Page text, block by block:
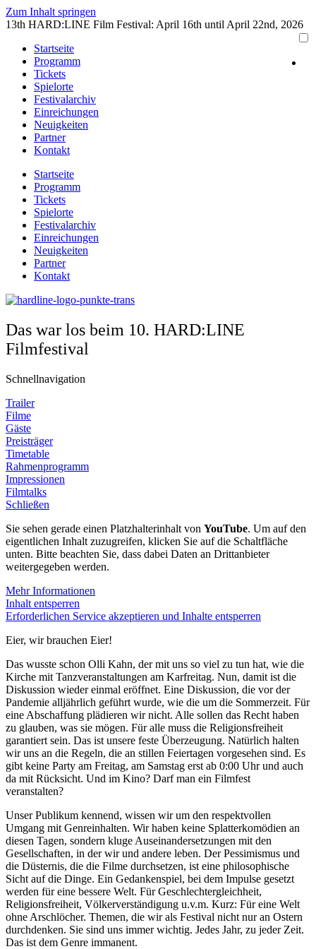
Zum Inhalt springen
13th HARD:LINE Film Festival: April 16th until April 22nd, 2026
Startseite
Programm
Tickets
Spielorte
Festivalarchiv
Einreichungen
Neuigkeiten
Partner
Kontakt
Startseite
Programm
Tickets
Spielorte
Festivalarchiv
Einreichungen
Neuigkeiten
Partner
Kontakt
Das war los beim 10. HARD:LINE
Filmfestival
Schnellnavigation
Trailer
Filme
Gäste
Preisträger
Timetable
Rahmenprogramm
Impressionen
Filmtalks
Schließen
Sie sehen gerade einen Platzhalterinhalt von YouTube. Um auf den
eigentlichen Inhalt zuzugreifen, klicken Sie auf die Schaltfläche
unten. Bitte beachten Sie, dass dabei Daten an Drittanbieter
weitergegeben werden.
Mehr Informationen
Inhalt entsperren
Erforderlichen Service akzeptieren und Inhalte entsperren
Eier, wir brauchen Eier!
Das wusste schon Olli Kahn, der mit uns so viel zu tun hat, wie die
Kirche mit Tanzveranstaltungen am Karfreitag. Nun, damit ist die
Diskussion wieder einmal eröffnet. Eine Diskussion, die vor der
Pandemie alljährlich geführt wurde, wie die um die Sommerzeit. Für
eine Abschaffung plädieren wir nicht. Alle sollen das Recht haben
zu glauben, was sie mögen. Für alle muss die Religionsfreiheit
garantiert sein. Das ist unsere feste Überzeugung. Natürlich halten
wir uns an die Regeln, die an stillen Feiertagen vorgesehen sind. Es
gibt keine Party am Freitag, am Samstag erst ab 0:00 Uhr und auch
da mit Rücksicht. Und im Kino? Darf man ein Filmfest
veranstalten?
Unser Publikum kennend, wissen wir um den respektvollen
Umgang mit Genreinhalten. Wir haben keine Splatterkomödien an
diesen Tagen, sondern kluge Auseinandersetzungen mit den
Gesellschaften, in der wir und andere leben. Der Pessimismus und
die Düsternis, die die Filme durchsetzen, ist eine philosophische
Sicht auf die Dinge. Ein Gedankenspiel, bei dem Impulse gesetzt
werden für eine bessere Welt. Für Geschlechtergleichheit,
Religionsfreiheit, Völkerverständigung u.v.m. Kurz: Für eine Welt
ohne Arschlöcher. Themen, die wir als Festival nicht nur an Ostern
durchdenken. Sie sind uns immer wichtig. Jedes Jahr, zu jeder Zeit.
Das ist dem Genre immanent.